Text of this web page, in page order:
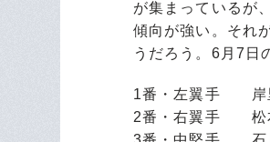
が集まっているが
傾向が強い。それ
うだろう。6月7日
1番・左翼手 岸里
2番・右翼手 松